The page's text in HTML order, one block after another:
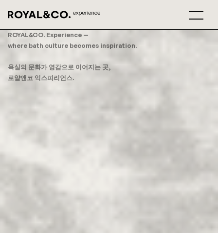
ROYAL&CO. Experience —
where bath culture becomes inspiration.
욕실의 문화가 영감으로 이어지는 곳,
로얄앤코 익스피리언스.